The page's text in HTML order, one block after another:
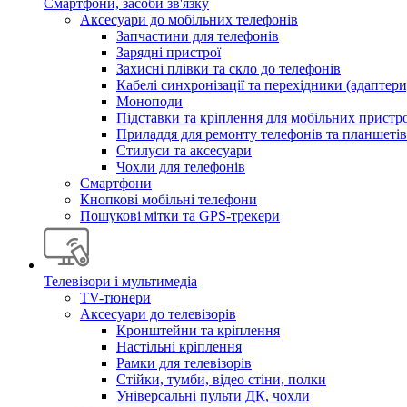
Смартфони, засоби зв'язку
Аксесуари до мобільних телефонів
Запчастини для телефонів
Зарядні пристрої
Захисні плівки та скло до телефонів
Кабелі синхронізації та перехідники
Моноподи
Підставки та кріплення для мобільних
Приладдя для ремонту телефонів та планшетів
Стилуси та аксесуари
Чохли для телефонів
Смартфони
Кнопкові мобільні телефони
Пошукові мітки та GPS-трекери
Телевізори і мультимедіа
TV-тюнери
Аксесуари до телевізорів
Кронштейни та кріплення
Настільні кріплення
Рамки для телевізорів
Стійки, тумби, відео стіни, полки
Універсальні пульти ДК, чохли